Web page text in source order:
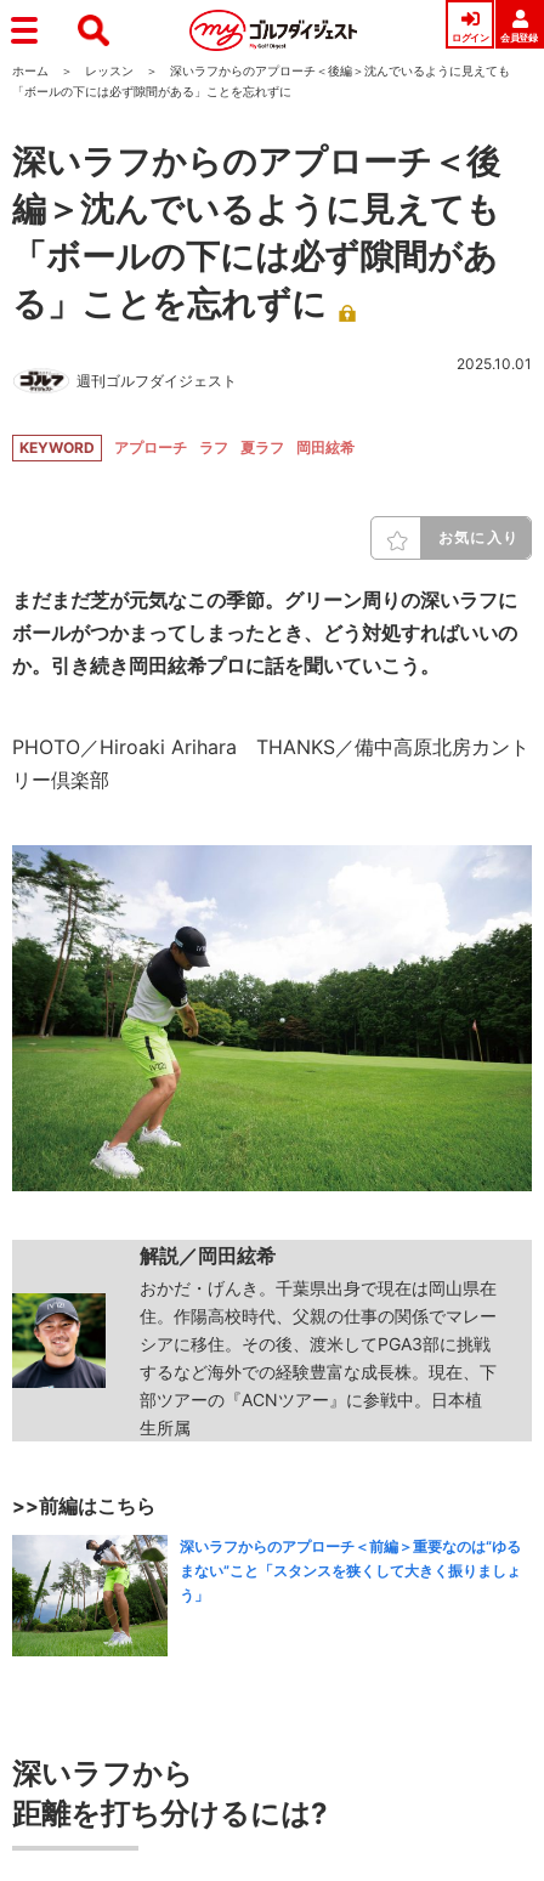
ログイン 会員登録
ホーム レッスン
深いラフからのアプローチ＜後編＞沈んでいるように見えても
「ボールの下には必ず隙間がある」ことを忘れずに
深いラフからのアプローチ＜後
編＞沈んでいるように見えても
「ボールの下には必ず隙間があ
る」ことを忘れずに
週刊ゴルフダイジェスト
2025.10.01
KEYWORD アプローチ ラフ 夏ラフ 岡田絃希
お気に入り
まだまだ芝が元気なこの季節。グリーン周りの深いラフに
ボールがつかまってしまったとき、どう対処すればいいの
か。引き続き 岡田絃希プロに話を聞いていこう。
PHOTO／Hiroaki Arihara THANKS／備中高原北房カント
リー倶楽部
解説／ 岡田絃希
おかだ・げんき。千葉県出身で現在は岡山県在
住。作陽高校時代、父親の仕事の関係でマレー
シアに移住。その後、渡米してPGA3部に挑戦
するなど海外での経験豊富な成長株。現在、下
部ツアーの『ACNツアー』に参戦中。日本植
生所属
>>前編はこちら
深いラフからのアプローチ＜前編＞重要なのは“ゆる
まない”こと「スタンスを狭くして大きく振りましょ
う」
深いラフから
距離を打ち分けるには?